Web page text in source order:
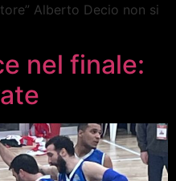
Alberto Decio non si
nel finale: